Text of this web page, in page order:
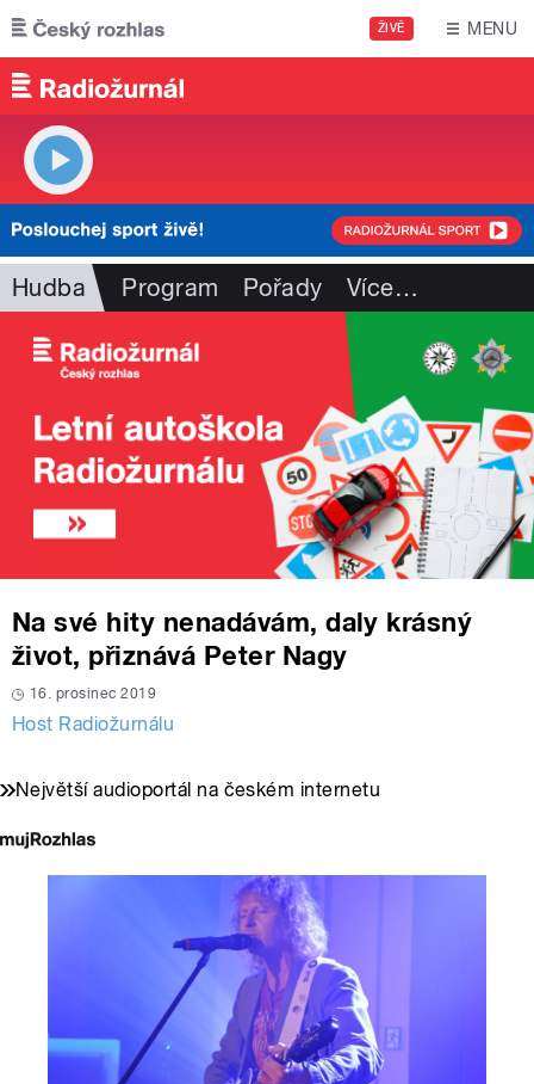
Přejít k hlavnímu obsahu
ŽIVĚ MENU
Hudba Program Pořady Více…
Na své hity nenadávám, daly krásný
život, přiznává Peter Nagy
16. prosinec 2019
Host Radiožurnálu
Největší audioportál na českém internetu